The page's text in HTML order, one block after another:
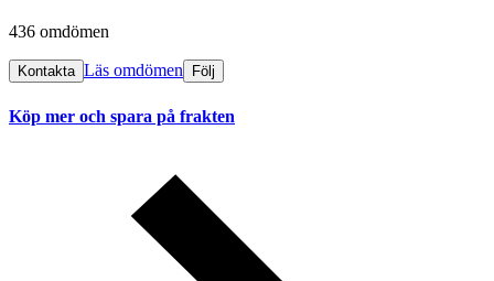
436 omdömen
Kontakta Läs omdömen Följ
Köp mer och spara på frakten